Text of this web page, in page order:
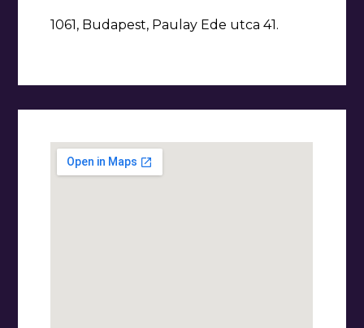
1061, Budapest, Paulay Ede utca 41.